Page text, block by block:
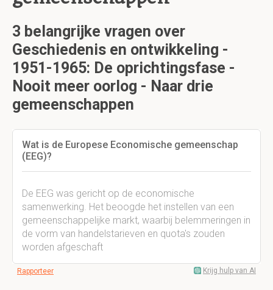
3 belangrijke vragen over
Geschiedenis en ontwikkeling -
1951-1965: De oprichtingsfase -
Nooit meer oorlog - Naar drie
gemeenschappen
Wat is de Europese Economische gemeenschap
(EEG)?
De EEG was gericht op de economische
samenwerking. Het beoogde het instellen van een
gemeenschappelijke markt, waarbij belemmeringen in
de vorm van handelstarieven en quota's zouden
worden afgeschaft
Rapporteer Krijg hulp van AI